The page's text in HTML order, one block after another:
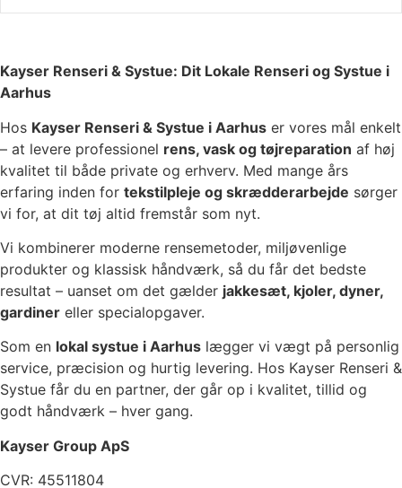
Kayser Renseri & Systue: Dit Lokale Renseri og Systue i
Aarhus
Hos Kayser Renseri & Systue i Aarhus er vores mål enkelt
– at levere professionel rens, vask og tøjreparation af høj
kvalitet til både private og erhverv. Med mange års
erfaring inden for tekstilpleje og skrædderarbejde sørger
vi for, at dit tøj altid fremstår som nyt.
Vi kombinerer moderne rensemetoder, miljøvenlige
produkter og klassisk håndværk, så du får det bedste
resultat – uanset om det gælder jakkesæt, kjoler, dyner,
gardiner eller specialopgaver.
Som en lokal systue i Aarhus lægger vi vægt på personlig
service, præcision og hurtig levering. Hos Kayser Renseri &
Systue får du en partner, der går op i kvalitet, tillid og
godt håndværk – hver gang.
Kayser Group ApS
CVR​: 45511804